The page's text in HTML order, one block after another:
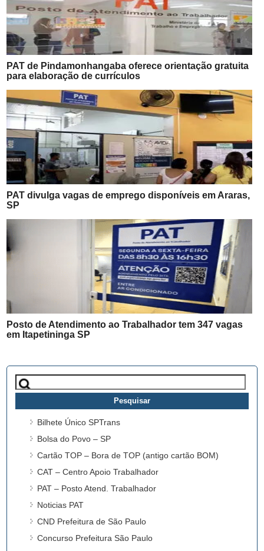
PAT de Pindamonhangaba oferece orientação gratuita
para elaboração de currículos
PAT divulga vagas de emprego disponíveis em Araras,
SP
Posto de Atendimento ao Trabalhador tem 347 vagas
em Itapetininga SP
Pesquisar
por:
Bilhete Único SPTrans
Bolsa do Povo – SP
Cartão TOP – Bora de TOP (antigo cartão BOM)
CAT – Centro Apoio Trabalhador
PAT – Posto Atend. Trabalhador
Noticias PAT
CND Prefeitura de São Paulo
Concurso Prefeitura São Paulo